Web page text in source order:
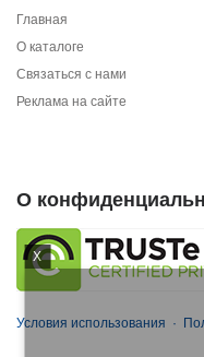
X
Главная
О каталоге
Связаться с нами
Реклама на сайте
О
Условия использования ·